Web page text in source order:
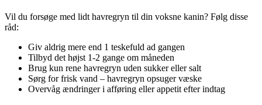
Vil du forsøge med lidt havregryn til din voksne kanin? Følg disse
råd:
Giv aldrig mere end 1 teskefuld ad gangen
Tilbyd det højst 1-2 gange om måneden
Brug kun rene havregryn uden sukker eller salt
Sørg for frisk vand – havregryn opsuger væske
Overvåg ændringer i afføring eller appetit efter indtag